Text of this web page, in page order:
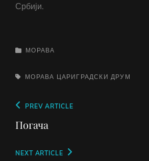
Србији.
CATEGORIES
МОРАВА
TAGS,МОРАВА ЦАРИГРАДСКИ ДРУМ
Кретање
чланка
Previous
Post
PREV ARTICLE
Погача
Next
NEXT ARTICLE